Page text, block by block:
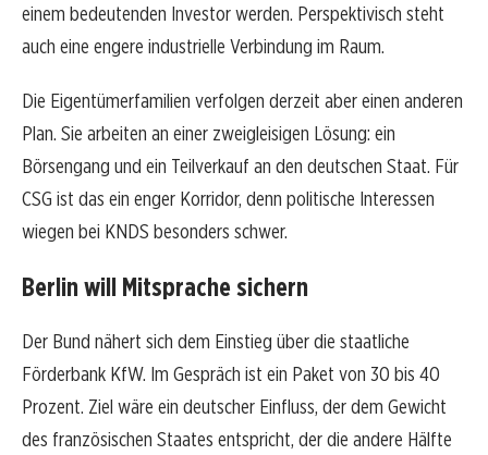
einem bedeutenden Investor werden. Perspektivisch steht
auch eine engere industrielle Verbindung im Raum.
Die Eigentümerfamilien verfolgen derzeit aber einen anderen
Plan. Sie arbeiten an einer zweigleisigen Lösung: ein
Börsengang und ein Teilverkauf an den deutschen Staat. Für
CSG ist das ein enger Korridor, denn politische Interessen
wiegen bei KNDS besonders schwer.
Berlin will Mitsprache sichern
Der Bund nähert sich dem Einstieg über die staatliche
Förderbank KfW. Im Gespräch ist ein Paket von 30 bis 40
Prozent. Ziel wäre ein deutscher Einfluss, der dem Gewicht
des französischen Staates entspricht, der die andere Hälfte